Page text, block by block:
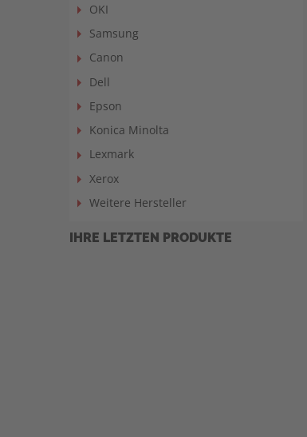
OKI
Samsung
Canon
Dell
Epson
Konica Minolta
Lexmark
Xerox
Weitere Hersteller
IHRE LETZTEN PRODUKTE